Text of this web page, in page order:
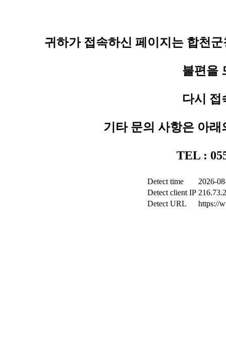
귀하가 접속하신 페이지는 합천
불편을
다시 접
기타 문의 사항은 아
TEL :
Detect time
2026-
Detect client IP
Detect URL
https://